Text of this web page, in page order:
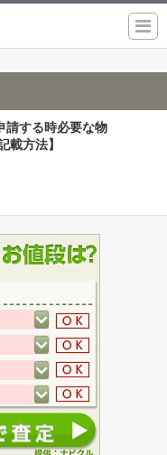
請する時必要な物
載方法】